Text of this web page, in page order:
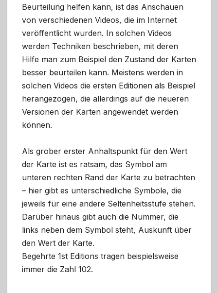
Beurteilung helfen kann, ist das Anschauen
von verschiedenen Videos, die im Internet
veröffentlicht wurden. In solchen Videos
werden Techniken beschrieben, mit deren
Hilfe man zum Beispiel den Zustand der Karten
besser beurteilen kann. Meistens werden in
solchen Videos die ersten Editionen als Beispiel
herangezogen, die allerdings auf die neueren
Versionen der Karten angewendet werden
können.
Als grober erster Anhaltspunkt für den Wert
der Karte ist es ratsam, das Symbol am
unteren rechten Rand der Karte zu betrachten
– hier gibt es unterschiedliche Symbole, die
jeweils für eine andere Seltenheitsstufe stehen.
Darüber hinaus gibt auch die Nummer, die
links neben dem Symbol steht, Auskunft über
den Wert der Karte.
Begehrte 1st Editions tragen beispielsweise
immer die Zahl 102.